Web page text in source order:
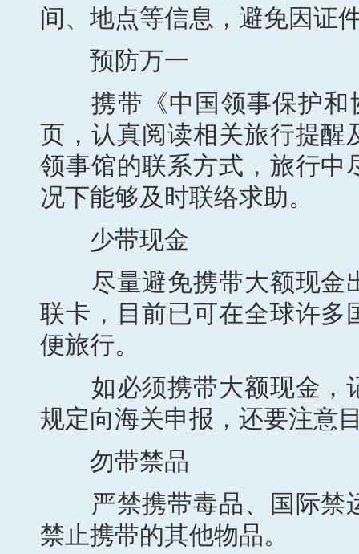
间、地点等信息，避免因证
预防万一
携带《中国领事保护和
页，认真阅读相关旅行提醒
领事馆的联系方式，旅行中
况下能够及时联络求助。
少带现金
尽量避免携带大额现金
联卡，目前已可在全球许多
便旅行。
如必须携带大额现金，
规定向海关申报，还要注意
勿带禁品
严禁携带毒品、国际禁
禁止携带的其他物品。